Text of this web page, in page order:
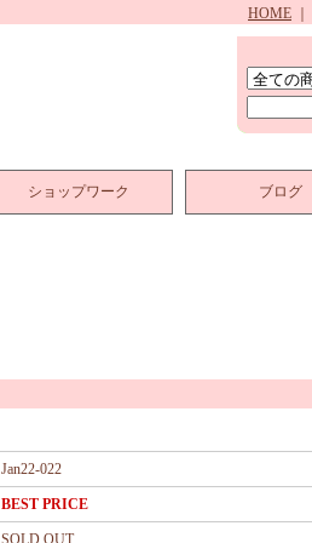
HOME
ショップワーク ブログ
Jan22-022
BEST PRICE
SOLD OUT